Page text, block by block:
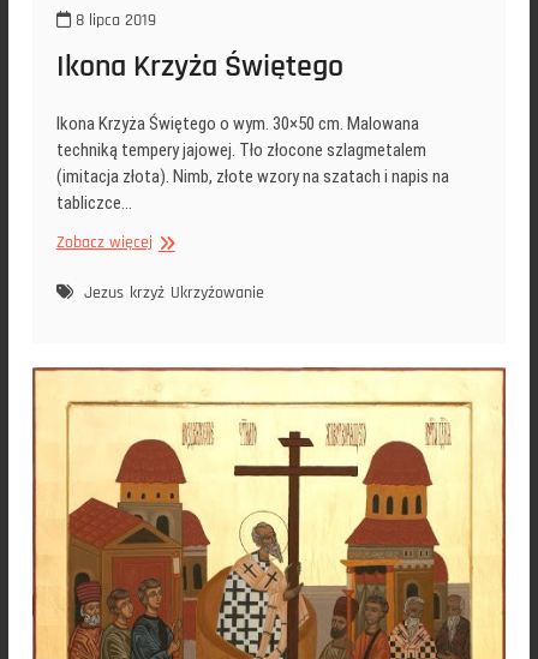
8 lipca 2019
Ikona Krzyża Świętego
Ikona Krzyża Świętego o wym. 30×50 cm. Malowana
techniką tempery jajowej. Tło złocone szlagmetalem
(imitacja złota). Nimb, złote wzory na szatach i napis na
tabliczce…
Zobacz więcejIkona
Świętego
Jezus krzyż Ukrzyżowanie